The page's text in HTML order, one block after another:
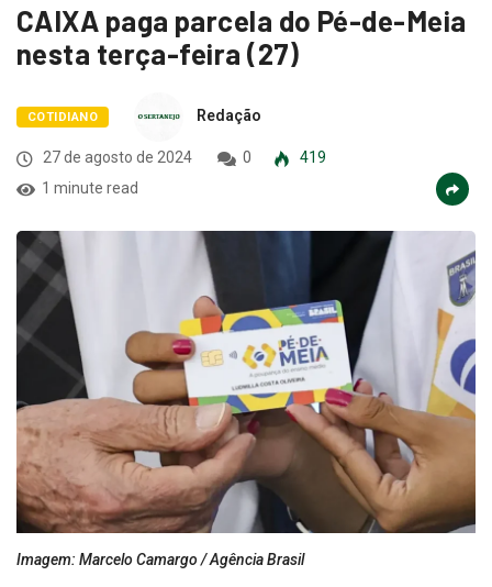
CAIXA paga parcela do Pé-de-Meia
nesta terça-feira (27)
COTIDIANO Redação
27 de agosto de 2024 0
419
1 minute read
Imagem: Marcelo Camargo / Agência Brasil